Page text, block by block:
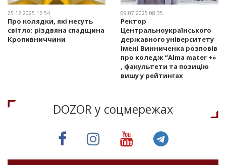
25.12.2025 12:54
Про колядки, які несуть
світло: різдвяна спадщина
Кропивниччини
09.07.2025 08:35
Ректор
Центральноукраїнського
державного університету
імені Винниченка розповів
про коледж “Alma mater +»
, факультети та позицію
вишу у рейтингах
DOZOR у соцмережах